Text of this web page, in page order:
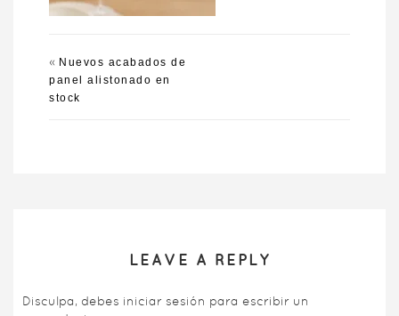
« Nuevos acabados de
panel alistonado en
stock
LEAVE A REPLY
Disculpa, debes iniciar sesión para escribir un